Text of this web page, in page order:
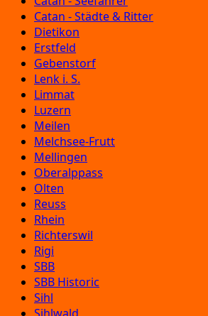
Catan - Städte & Ritter
Dietikon
Erstfeld
Gebenstorf
Lenk i. S.
Limmat
Luzern
Meilen
Melchsee-Frutt
Mellingen
Oberalppass
Olten
Reuss
Rhein
Richterswil
Rigi
SBB
SBB Historic
Sihl